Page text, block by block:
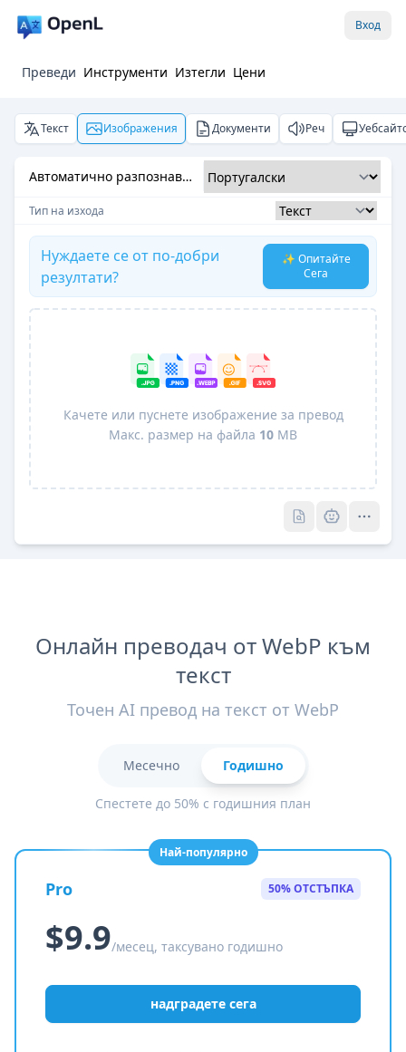
Вход
Преведи Инструменти Изтегли Цени
Текст Изображения Документи Реч
Автоматично разпознаване
Тип на изхода
Нуждаете се от по-добри
резултати?
✨ Опитайте
Сега
Качете или пуснете изображение за превод
Макс. размер на файла 10 MB
Онлайн преводач от WebP към
текст
Точен AI превод на текст от WebP
Месечно Годишно
Спестете до 50% с годишния план
Най-популярно
Pro 50% ОТСТЪПКА
$9.9/месец, таксувано годишно
надградете сега